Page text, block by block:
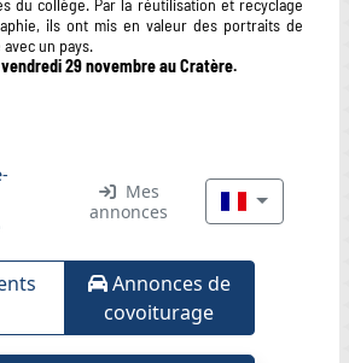
ils ont mis en valeur des portraits de
un pays.
29 novembre au Cratère.